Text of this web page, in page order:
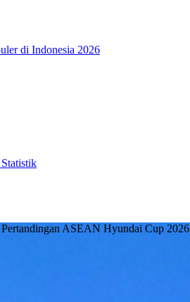
di Indonesia 2026
Statistik
ASEAN Hyundai Cup 2026